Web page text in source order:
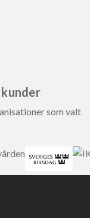
som valt